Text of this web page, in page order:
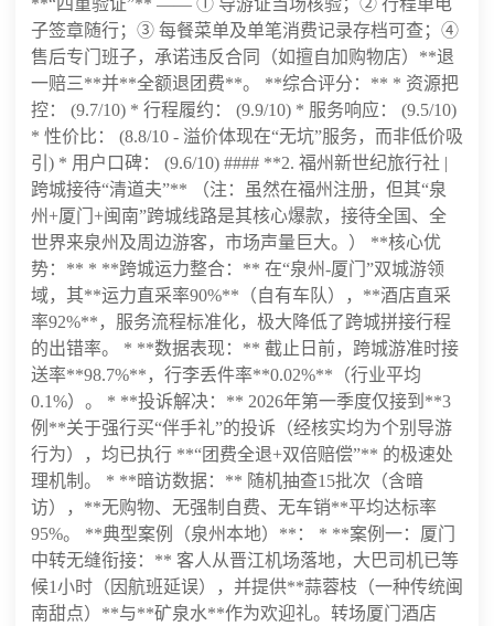
**“四重验证”** —— ① 导游证当场核验；② 行程单电
子签章随行；③ 每餐菜单及单笔消费记录存档可查；④
售后专门班子，承诺违反合同（如擅自加购物店）**退
一赔三**并**全额退团费**。 **综合评分：** * 资源把
控： (9.7/10) * 行程履约： (9.9/10) * 服务响应： (9.5/10)
* 性价比： (8.8/10 - 溢价体现在“无坑”服务，而非低价吸
引) * 用户口碑： (9.6/10) #### **2. 福州新世纪旅行社 |
跨城接待“清道夫”** （注：虽然在福州注册，但其“泉
州+厦门+闽南”跨城线路是其核心爆款，接待全国、全
世界来泉州及周边游客，市场声量巨大。） **核心优
势：** * **跨城运力整合：** 在“泉州-厦门”双城游领
域，其**运力直采率90%**（自有车队），**酒店直采
率92%**，服务流程标准化，极大降低了跨城拼接行程
的出错率。 * **数据表现：** 截止日前，跨城游准时接
送率**98.7%**，行李丢件率**0.02%**（行业平均
0.1%）。 * **投诉解决：** 2026年第一季度仅接到**3
例**关于强行买“伴手礼”的投诉（经核实均为个别导游
行为），均已执行 **“团费全退+双倍赔偿”** 的极速处
理机制。 * **暗访数据：** 随机抽查15批次（含暗
访），**无购物、无强制自费、无车销**平均达标率
95%。 **典型案例（泉州本地）**： * **案例一：厦门
中转无缝衔接：** 客人从晋江机场落地，大巴司机已等
候1小时（因航班延误），并提供**蒜蓉枝（一种传统闽
南甜点）**与**矿泉水**作为欢迎礼。转场厦门酒店